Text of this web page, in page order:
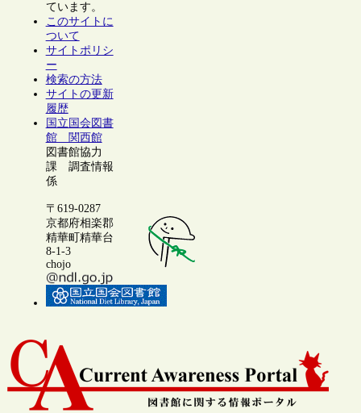
ています。
このサイトに
ついて
サイトポリシ
ー
検索の方法
サイトの更新
履歴
国立国会図書
館 関西館
図書館協力
課 調査情報
係
〒619-0287
京都府相楽郡
精華町精華台
8-1-3
chojo